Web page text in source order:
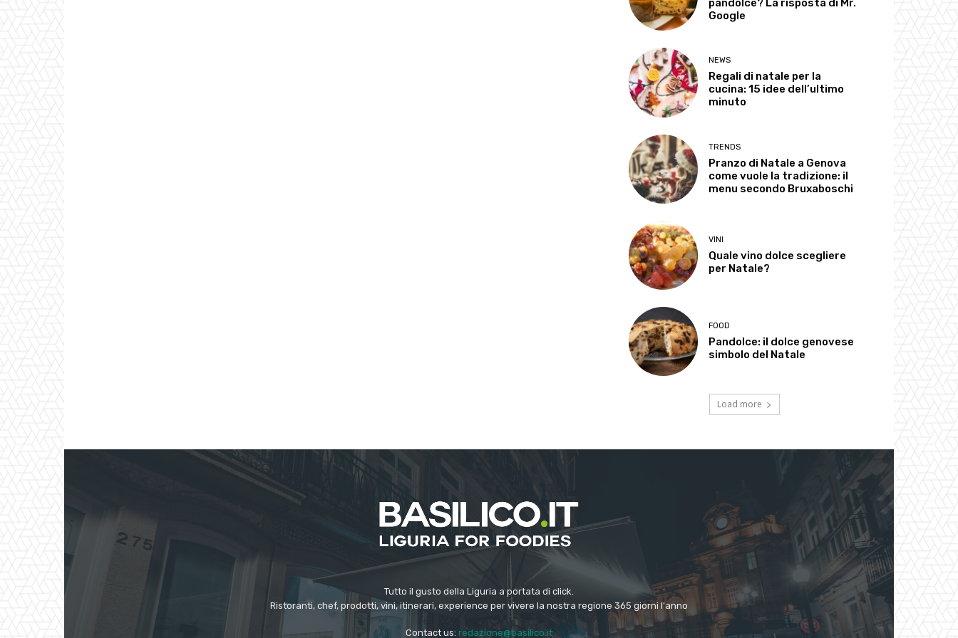
pandolce? La risposta di Mr.
Google
NEWS
Regali di natale per la
cucina: 15 idee dell’ultimo
minuto
TRENDS
Pranzo di Natale a Genova
come vuole la tradizione: il
menu secondo Bruxaboschi
VINI
Quale vino dolce scegliere
per Natale?
FOOD
Pandolce: il dolce genovese
simbolo del Natale
Load more
Tutto il gusto della Liguria a portata di click.
Ristoranti, chef, prodotti, vini, itinerari, experience per vivere la nostra regione 365 giorni l'anno
Contact us: redazione@basilico.it